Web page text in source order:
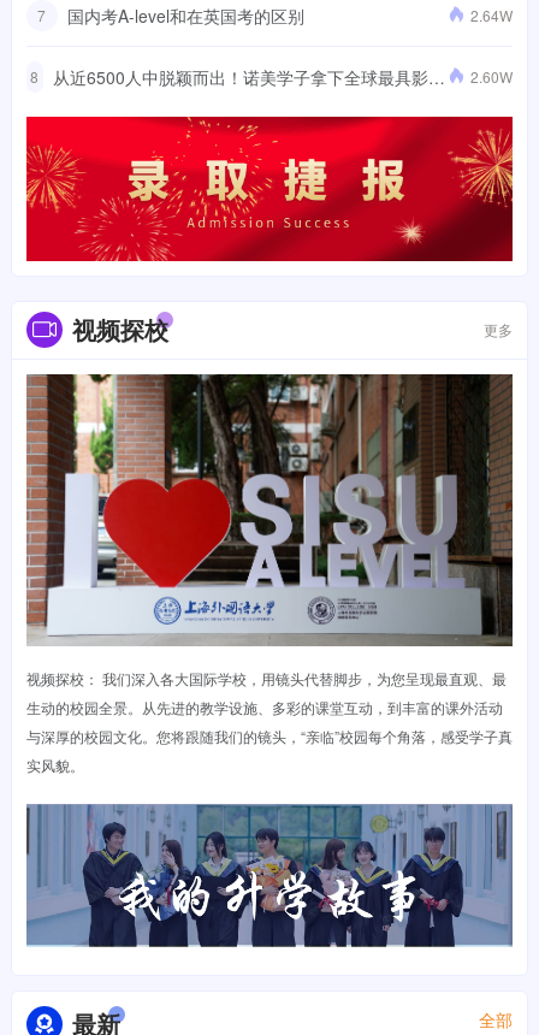
7 国内考A-level和在英国考的区别 2.64W
8
从近6500人中脱颖而出！诺美学子拿下全球最具影响
2.60W
视频探校 更多
视频探校： 我们深入各大国际学校，用镜头代替脚步，为您呈现最直观、最
生动的校园全景。从先进的教学设施、多彩的课堂互动，到丰富的课外活动
与深厚的校园文化。您将跟随我们的镜头，“亲临”校园每个角落，感受学子真
实风貌。
最新 全部